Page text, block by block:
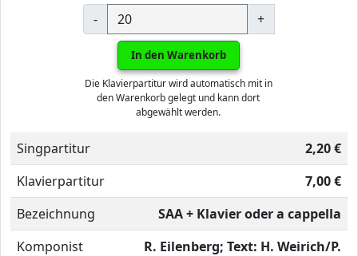
- +
In den Warenkorb
Die Klavierpartitur wird automatisch mit in
den Warenkorb gelegt und kann dort
abgewählt werden.
Singpartitur
2,20 €
Klavierpartitur
7,00 €
Bezeichnung
SAA + Klavier oder a cappella
Komponist
R. Eilenberg; Text: H. Weirich/P.